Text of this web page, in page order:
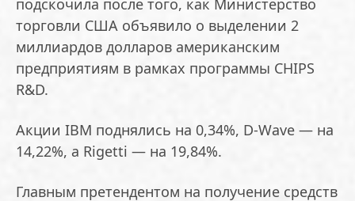
подскочила после того, как Министерство
торговли США объявило о выделении 2
миллиардов долларов американским
предприятиям в рамках программы CHIPS
R&D.
Акции IBM поднялись на 0,34%, D-Wave — на
14,22%, а Rigetti — на 19,84%.
Главным претендентом на получение средств